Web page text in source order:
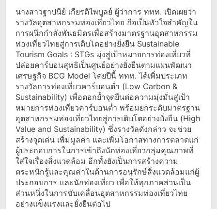
นางสาวฐาปนีย์ เกียรติไพบูลย์ ผู้ว่าการ ททท. เปิดเผยว่า
รางวัลอุตสาหกรรมท่องเที่ยวไทย ถือเป็นหัวใจสำคัญใน
การผนึกกำลังพันธมิตรเพื่อสร้างมาตรฐานอุตสาหกรรม
ท่องเที่ยวไทยสู่การเติบโตอย่างยั่งยืน Sustainable
Tourism Goals : STGs มุ่งสู่เป้าหมายการท่องเที่ยวที่
ปล่อยคาร์บอนสุทธิเป็นศูนย์อย่างยั่งยืนตามแผนพัฒนา
เศรษฐกิจ BCG Model โดยปีนี้ ททท. ได้เพิ่มประเภท
รางวัลการท่องเที่ยวคาร์บอนต่ำ (Low Carbon &
Sustainability) เพื่อตอกย้ำจุดยืนต่อความมุ่งมั่นสู่เป้า
หมายการท่องเที่ยวคาร์บอนต่ำ พร้อมยกระดับมาตรฐาน
อุตสาหกรรมท่องเที่ยวไทยสู่การเติบโตอย่างยั่งยืน (High
Value and Sustainability) ซึ่งรางวัลดังกล่าว จะช่วย
สร้างจุดเด่น เพิ่มมูลค่า และเพิ่มโอกาสทางการตลาดแก่
ผู้ประกอบการในการเข้าถึงนักท่องเที่ยวกลุ่มคุณภาพที่
ใส่ใจเรื่องสิ่งแวดล้อม อีกทั้งยังเป็นการสร้างความ
ตระหนักรู้และคุณค่าในด้านการอนุรักษ์สิ่งแวดล้อมแก่ผู้
ประกอบการ และนักท่องเที่ยว เพื่อให้ทุกภาคส่วนเป็น
ส่วนหนึ่งในการขับเคลื่อนอุตสาหกรรมท่องเที่ยวไทย
อย่างแข็งแรงและยั่งยืนต่อไป